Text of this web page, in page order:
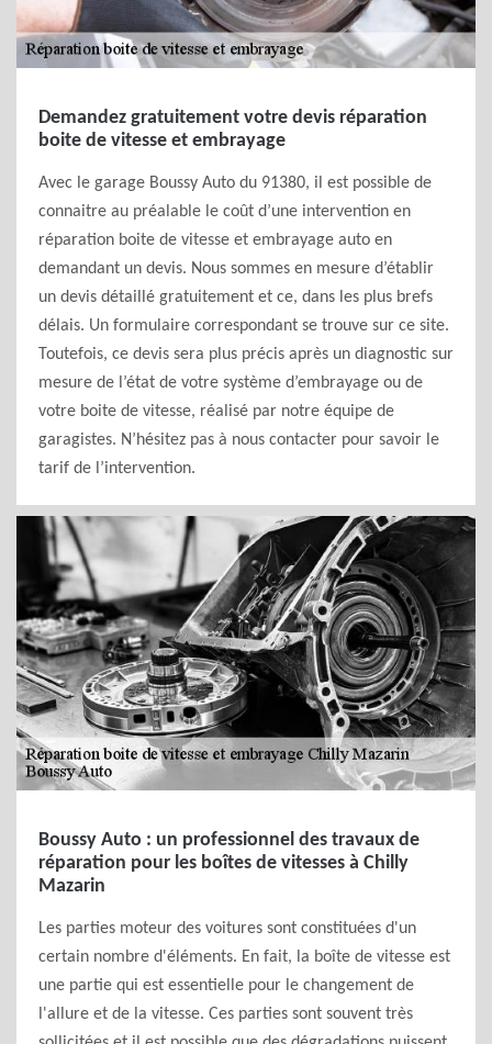
Demandez gratuitement votre devis réparation
boite de vitesse et embrayage
Avec le garage Boussy Auto du 91380, il est possible de
connaitre au préalable le coût d’une intervention en
réparation boite de vitesse et embrayage auto en
demandant un devis. Nous sommes en mesure d’établir
un devis détaillé gratuitement et ce, dans les plus brefs
délais. Un formulaire correspondant se trouve sur ce site.
Toutefois, ce devis sera plus précis après un diagnostic sur
mesure de l’état de votre système d’embrayage ou de
votre boite de vitesse, réalisé par notre équipe de
garagistes. N’hésitez pas à nous contacter pour savoir le
tarif de l’intervention.
Boussy Auto : un professionnel des travaux de
réparation pour les boîtes de vitesses à Chilly
Mazarin
Les parties moteur des voitures sont constituées d'un
certain nombre d'éléments. En fait, la boîte de vitesse est
une partie qui est essentielle pour le changement de
l'allure et de la vitesse. Ces parties sont souvent très